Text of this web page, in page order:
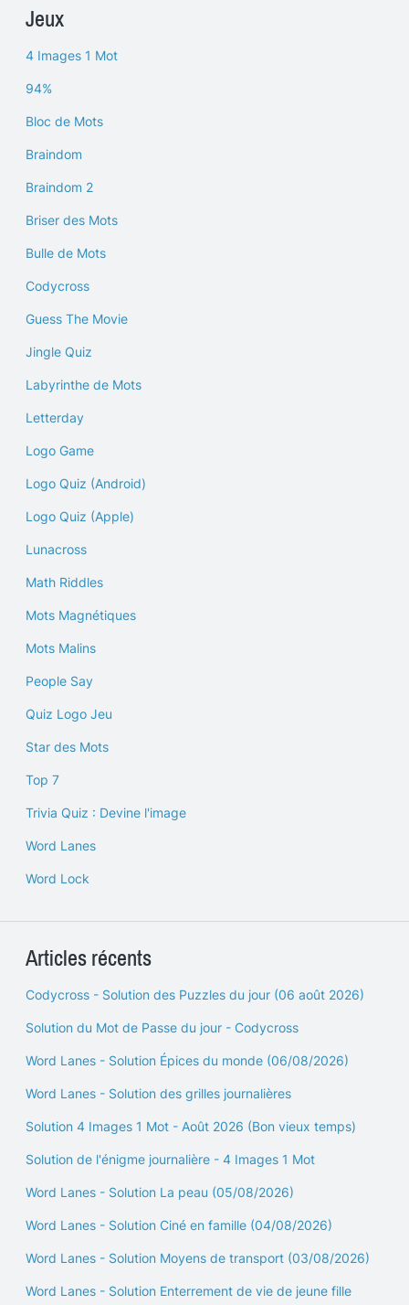
Jeux
4 Images 1 Mot
94%
Bloc de Mots
Braindom
Braindom 2
Briser des Mots
Bulle de Mots
Codycross
Guess The Movie
Jingle Quiz
Labyrinthe de Mots
Letterday
Logo Game
Logo Quiz (Android)
Logo Quiz (Apple)
Lunacross
Math Riddles
Mots Magnétiques
Mots Malins
People Say
Quiz Logo Jeu
Star des Mots
Top 7
Trivia Quiz : Devine l'image
Word Lanes
Word Lock
Articles récents
Codycross - Solution des Puzzles du jour (06 août 2026)
Solution du Mot de Passe du jour - Codycross
Word Lanes - Solution Épices du monde (06/08/2026)
Word Lanes - Solution des grilles journalières
Solution 4 Images 1 Mot - Août 2026 (Bon vieux temps)
Solution de l'énigme journalière - 4 Images 1 Mot
Word Lanes - Solution La peau (05/08/2026)
Word Lanes - Solution Ciné en famille (04/08/2026)
Word Lanes - Solution Moyens de transport (03/08/2026)
Word Lanes - Solution Enterrement de vie de jeune fille